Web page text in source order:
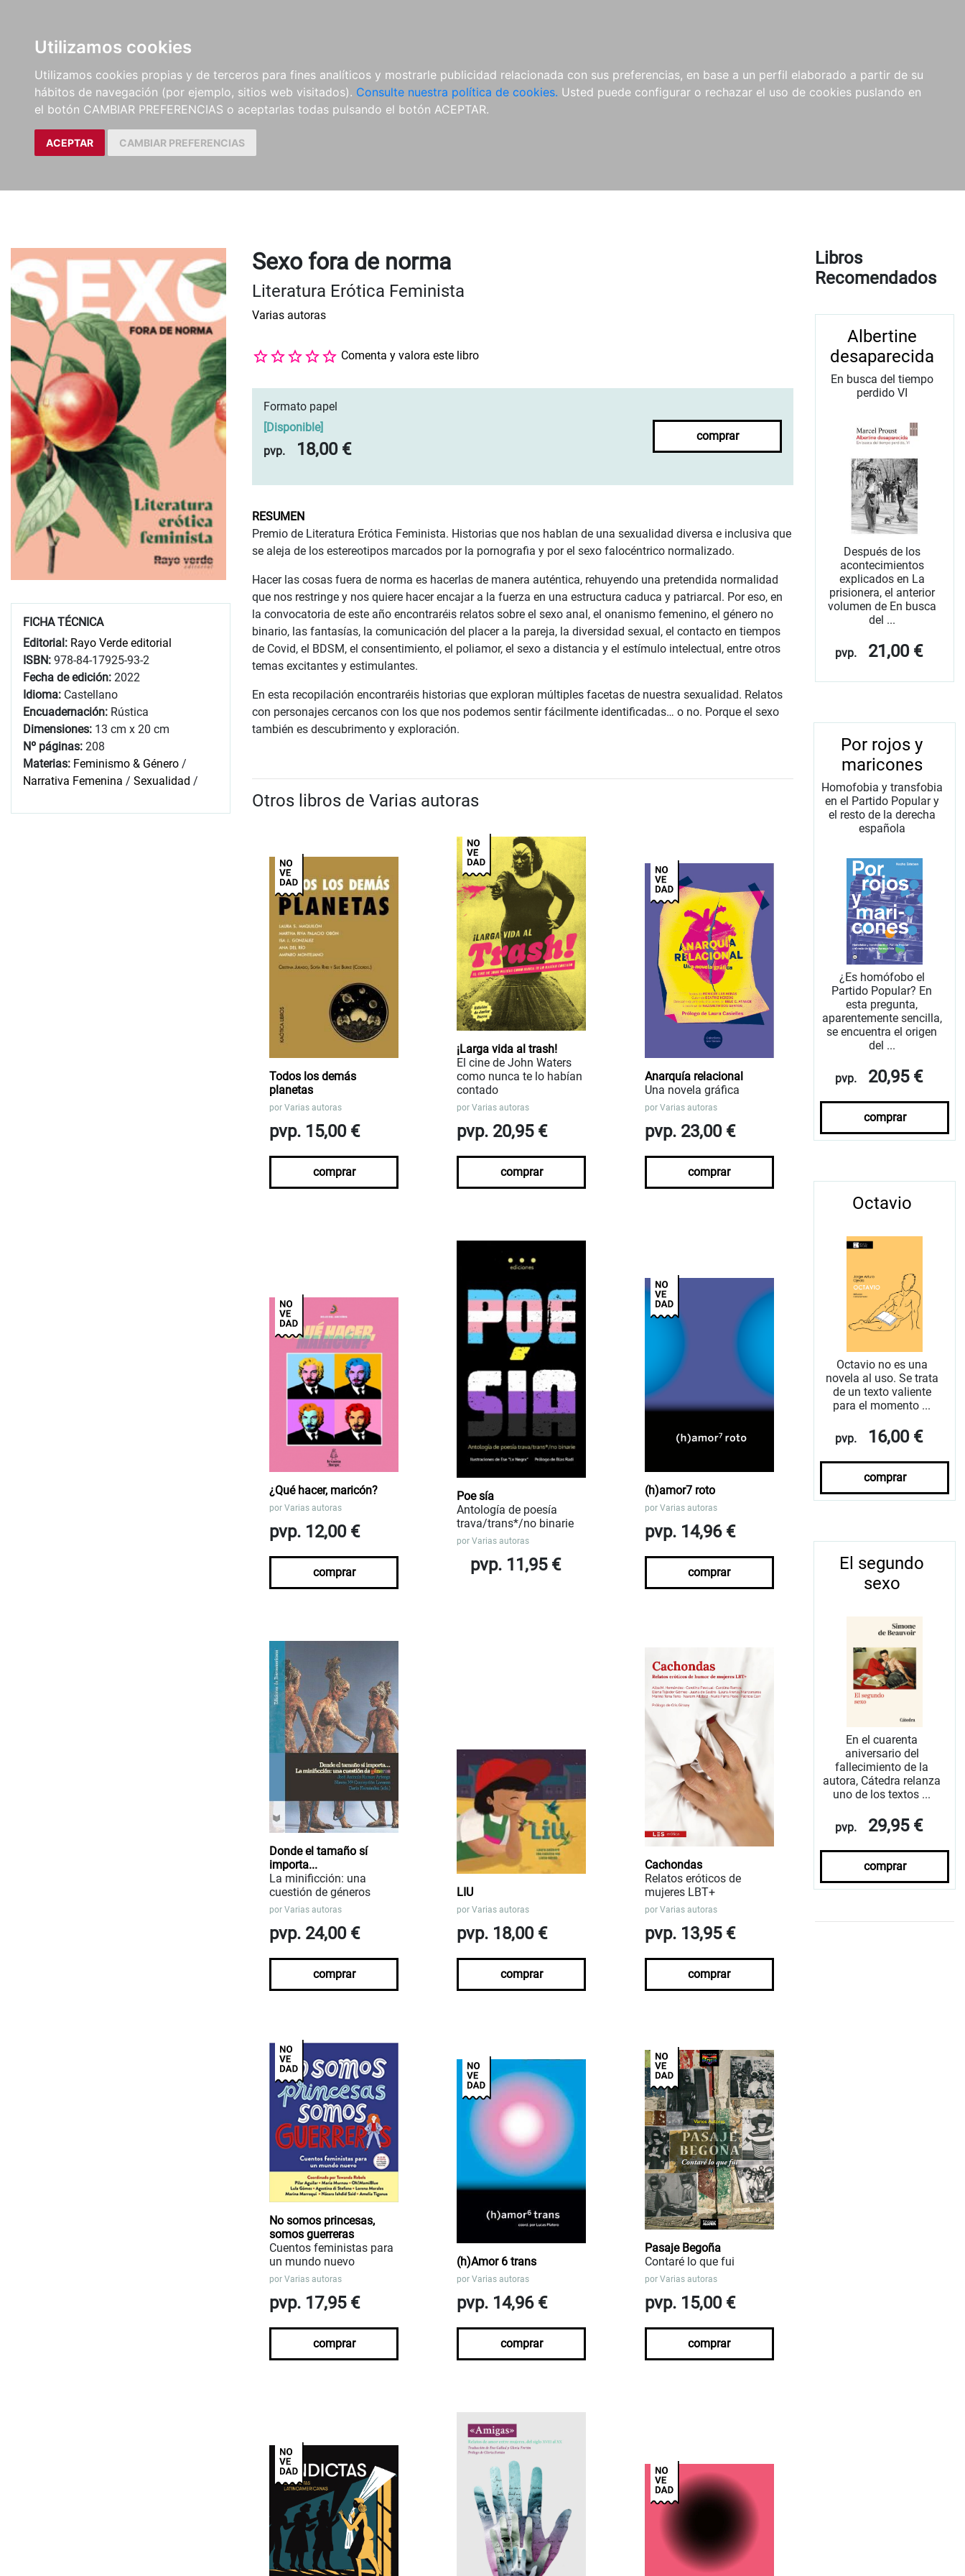
Utilizamos cookies
Utilizamos cookies propias y de terceros para fines analíticos y mostrarle publicidad relacionada con sus preferencias, en base a un perfil elaborado a partir de su
hábitos de navegación (por ejemplo, sitios web visitados). Consulte nuestra política de cookies. Usted puede configurar o rechazar el uso de cookies puslando en
el botón CAMBIAR PREFERENCIAS o aceptarlas todas pulsando el botón ACEPTAR.
ACEPTAR CAMBIAR PREFERENCIAS
FICHA TÉCNICA
Editorial: Rayo Verde editorial
ISBN: 978-84-17925-93-2
Fecha de edición: 2022
Idioma: Castellano
Encuadernación: Rústica
Dimensiones: 13 cm x 20 cm
Nº páginas: 208
Materias: Feminismo & Género /
Narrativa Femenina / Sexualidad /
Sexo fora de norma
Literatura Erótica Feminista
Varias autoras
Comenta y valora este libro
Formato papel
[Disponible]
pvp.
18,00 €
comprar
RESUMEN
Premio de Literatura Erótica Feminista. Historias que nos hablan de una sexualidad diversa e inclusiva que
se aleja de los estereotipos marcados por la pornografia y por el sexo falocéntrico normalizado.
Hacer las cosas fuera de norma es hacerlas de manera auténtica, rehuyendo una pretendida normalidad
que nos restringe y nos quiere hacer encajar a la fuerza en una estructura caduca y patriarcal. Por eso, en
la convocatoria de este año encontraréis relatos sobre el sexo anal, el onanismo femenino, el género no
binario, las fantasías, la comunicación del placer a la pareja, la diversidad sexual, el contacto en tiempos
de Covid, el BDSM, el consentimiento, el poliamor, el sexo a distancia y el estímulo intelectual, entre otros
temas excitantes y estimulantes.
En esta recopilación encontraréis historias que exploran múltiples facetas de nuestra sexualidad. Relatos
con personajes cercanos con los que nos podemos sentir fácilmente identificadas… o no. Porque el sexo
también es descubrimento y exploración.
Otros libros de Varias autoras
Todos los demás
planetas
por Varias autoras
pvp. 15,00 €
comprar
¡Larga vida al trash!
El cine de John Waters
como nunca te lo habían
contado
porVarias autoras
pvp. 20,95 €
comprar
Anarquía relacional
Una novela gráfica
por Varias autoras
pvp. 23,00 €
comprar
¿Qué hacer, maricón?
por Varias autoras
pvp. 12,00 €
comprar
Poe sía
Antología de poesía
trava/trans*/no binarie
porVarias autoras
pvp. 11,95 €
(h)amor7 roto
por Varias autoras
pvp. 14,96 €
comprar
Donde el tamaño sí
importa...
La minificción: una
cuestión de géneros
por Varias autoras
pvp. 24,00 €
comprar
LIU
porVarias autoras
pvp. 18,00 €
comprar
Cachondas
Relatos eróticos de
mujeres LBT+
por Varias autoras
pvp. 13,95 €
comprar
No somos princesas,
somos guerreras
Cuentos feministas para
un mundo nuevo
por Varias autoras
pvp. 17,95 €
comprar
(h)Amor 6 trans
porVarias autoras
pvp. 14,96 €
comprar
Pasaje Begoña
Contaré lo que fui
por Varias autoras
pvp. 15,00 €
comprar
Libros
Recomendados
Albertine
desaparecida
En busca del tiempo
perdido VI
Después de los
acontecimientos
explicados en La
prisionera, el anterior
volumen de En busca
del ...
pvp. 21,00 €
Por rojos y
maricones
Homofobia y transfobia
en el Partido Popular y
el resto de la derecha
española
¿Es homófobo el
Partido Popular? En
esta pregunta,
aparentemente sencilla,
se encuentra el origen
del ...
pvp. 20,95 €
comprar
Octavio
Octavio no es una
novela al uso. Se trata
de un texto valiente
para el momento ...
pvp. 16,00 €
comprar
El segundo
sexo
En el cuarenta
aniversario del
fallecimiento de la
autora, Cátedra relanza
uno de los textos ...
pvp. 29,95 €
comprar